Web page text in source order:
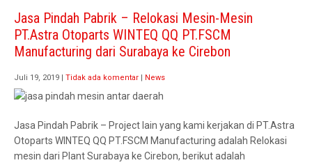
Jasa Pindah Pabrik – Relokasi Mesin-Mesin
PT.Astra Otoparts WINTEQ QQ PT.FSCM
Manufacturing dari Surabaya ke Cirebon
Juli 19, 2019 Tidak ada komentar News
Jasa Pindah Pabrik – Project lain yang kami kerjakan di PT.Astra
Otoparts WINTEQ QQ PT.FSCM Manufacturing adalah Relokasi
mesin dari Plant Surabaya ke Cirebon, berikut adalah